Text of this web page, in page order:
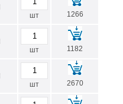
шт
1266
шт
1182
шт
2670